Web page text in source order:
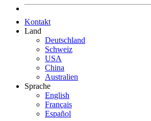
Kontakt
Land
Deutschland
Schweiz
USA
China
Australien
Sprache
English
Français
Español